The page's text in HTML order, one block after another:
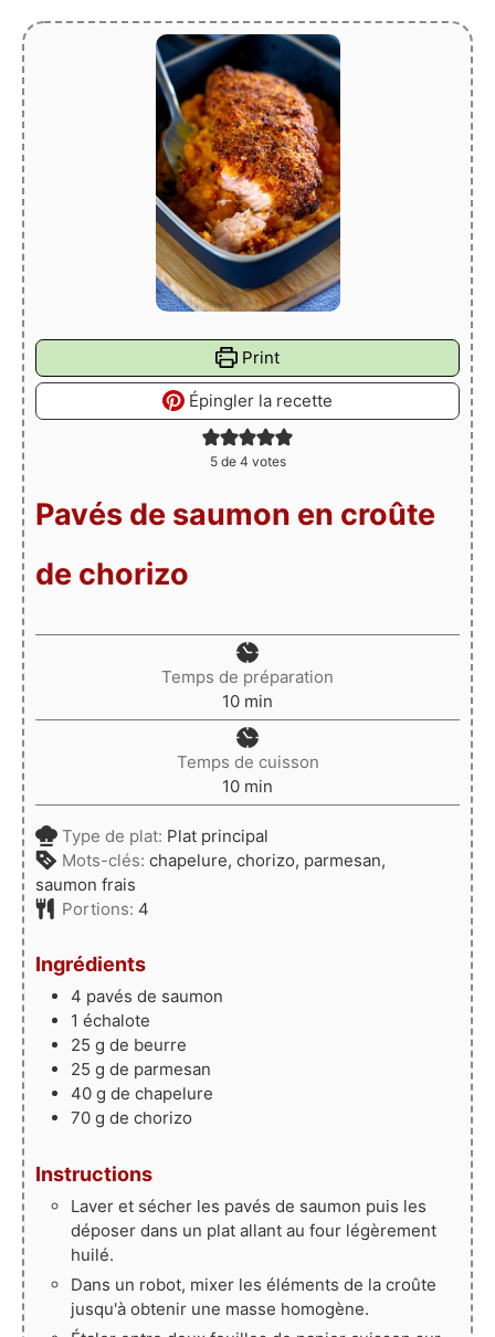
Print
Épingler la recette
5de 4 votes
Pavés de saumon en croûte
de chorizo
Temps de préparation
10minutes
min
Temps de cuisson
10minutes
min
Type de plat: Plat principal
Mots-clés: chapelure, chorizo, parmesan,
saumon frais
Portions: 4
Ingrédients
4 pavés de saumon
1 échalote
25 g de beurre
25 g de parmesan
40 g de chapelure
70 g de chorizo
Instructions
Laver et sécher les pavés de saumon puis les
déposer dans un plat allant au four légèrement
huilé.
Dans un robot, mixer les éléments de la croûte
jusqu'à obtenir une masse homogène.